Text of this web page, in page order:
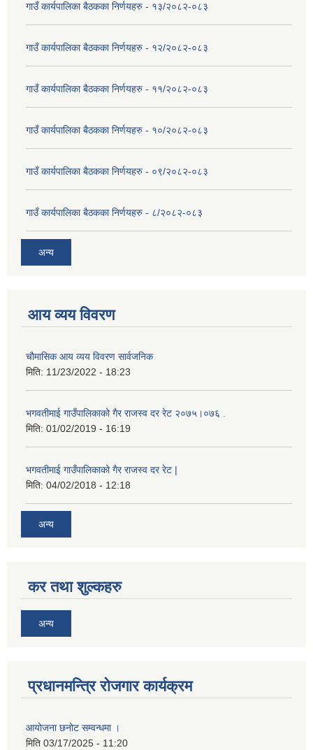
गाउँ कार्यपालिका बैठकका निर्णयहरु - १३/२०८२-०८३
गाउँ कार्यपालिका बैठकका निर्णयहरु - १२/२०८२-०८३
गाउँ कार्यपालिका बैठकका निर्णयहरु - ११/२०८२-०८३
गाउँ कार्यपालिका बैठकका निर्णयहरु - १०/२०८२-०८३
गाउँ कार्यपालिका बैठकका निर्णयहरु - ०९/२०८२-०८३
गाउँ कार्यपालिका बैठकका निर्णयहरु - ८/२०८२-०८३
अन्य
आय व्यय विवरण
चाैमासिक आय व्यय विवरण सार्वजनिक
मिति: 11/23/2022 - 18:23
भगवतीमाई गाउँपालिकाको गैर राजस्व दर रेट २०७५।०७६ .
मिति: 01/02/2019 - 16:19
भगवतीमाई गाउँपालिकाको गैर राजस्व दर रेट |
मिति: 04/02/2018 - 12:18
अन्य
कर तथा शुल्कहरु
अन्य
प्रधानमन्त्रि रोजगार कार्यक्रम
आयोजना छनोट सम्वन्धमा ।
मिति 03/17/2025 - 11:20